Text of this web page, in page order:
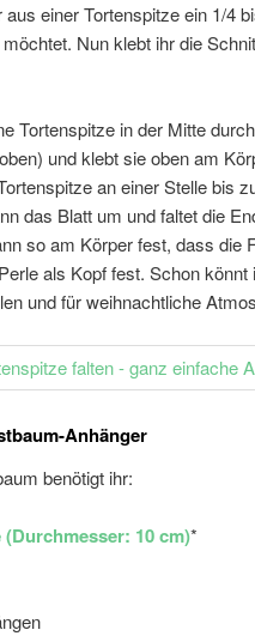
einer Tortenspitze ein 1/4
Nun klebt ihr die
Tortenspitze in der Mitte
und klebt sie oben am
an einer Stelle bis
das Blatt um und faltet die
so am Körper fest, dass die
als Kopf fest. Schon
und für weihnachtliche
Anhänger
benötigt ihr:
10 cm)*